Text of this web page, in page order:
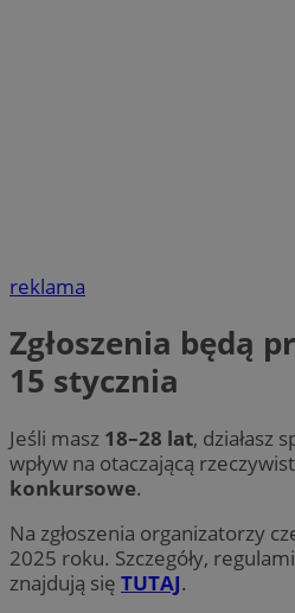
reklama
Zgłoszenia będą
15 stycznia
Jeśli masz 18–28 lat, działasz
wpływ na otaczającą
konkursowe.
Na zgłoszenia organizatorzy
2025 roku. Szczegóły,
znajdują się TUTAJ.